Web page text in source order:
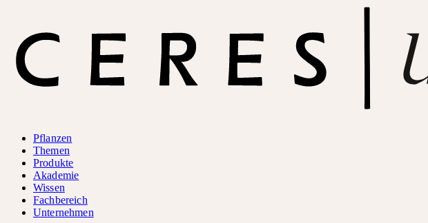
Pflanzen
Themen
Produkte
Akademie
Wissen
Fachbereich
Unternehmen